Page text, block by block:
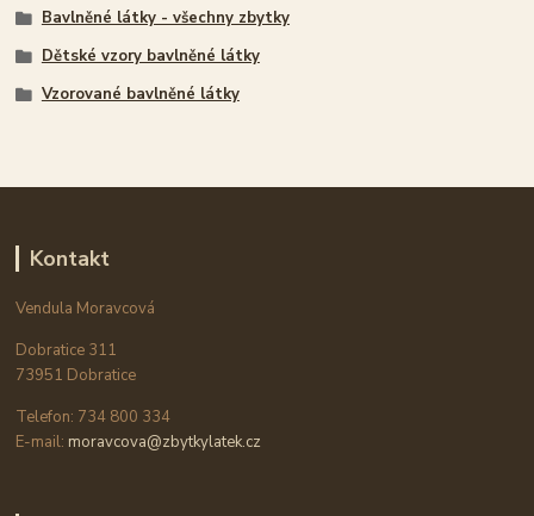
Bavlněné látky - všechny zbytky
Dětské vzory bavlněné látky
Vzorované bavlněné látky
Kontakt
Vendula Moravcová
Dobratice 311
73951 Dobratice
Telefon: 734 800 334
E-mail: moravcova@zbytkylatek.cz